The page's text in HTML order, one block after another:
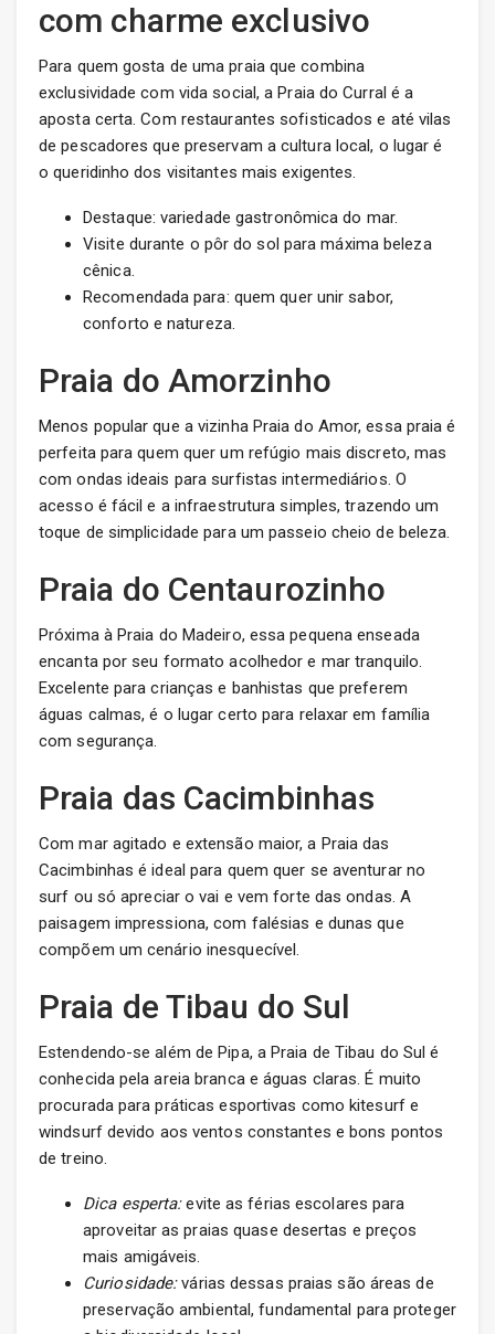
com charme exclusivo
Para quem gosta de uma praia que combina
exclusividade com vida social, a Praia do Curral é a
aposta certa. Com restaurantes sofisticados e até vilas
de pescadores que preservam a cultura local, o lugar é
o queridinho dos visitantes mais exigentes.
Destaque: variedade gastronômica do mar.
Visite durante o pôr do sol para máxima beleza
cênica.
Recomendada para: quem quer unir sabor,
conforto e natureza.
Praia do Amorzinho
Menos popular que a vizinha Praia do Amor, essa praia é
perfeita para quem quer um refúgio mais discreto, mas
com ondas ideais para surfistas intermediários. O
acesso é fácil e a infraestrutura simples, trazendo um
toque de simplicidade para um passeio cheio de beleza.
Praia do Centaurozinho
Próxima à Praia do Madeiro, essa pequena enseada
encanta por seu formato acolhedor e mar tranquilo.
Excelente para crianças e banhistas que preferem
águas calmas, é o lugar certo para relaxar em família
com segurança.
Praia das Cacimbinhas
Com mar agitado e extensão maior, a Praia das
Cacimbinhas é ideal para quem quer se aventurar no
surf ou só apreciar o vai e vem forte das ondas. A
paisagem impressiona, com falésias e dunas que
compõem um cenário inesquecível.
Praia de Tibau do Sul
Estendendo-se além de Pipa, a Praia de Tibau do Sul é
conhecida pela areia branca e águas claras. É muito
procurada para práticas esportivas como kitesurf e
windsurf devido aos ventos constantes e bons pontos
de treino.
Dica esperta:evite as férias escolares para
aproveitar as praias quase desertas e preços
mais amigáveis.
Curiosidade:várias dessas praias são áreas de
preservação ambiental, fundamental para proteger